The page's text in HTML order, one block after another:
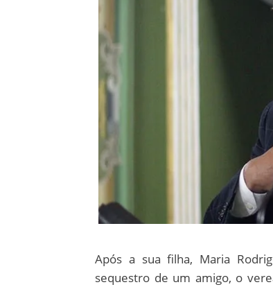
Após a sua filha, Maria
sequestro de um amigo, o